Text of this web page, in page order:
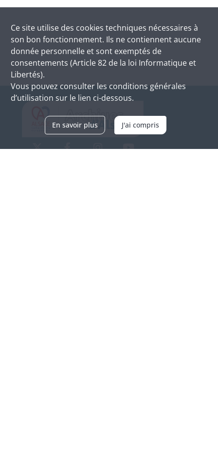
Ce site utilise des cookies techniques nécessaires à
son bon fonctionnement. Ils ne contiennent aucune
donnée personnelle et sont exemptés de
consentements (Article 82 de la loi Informatique et
Libertés).
Vous pouvez consulter les conditions générales
d’utilisation sur le lien ci-dessous.
En savoir plus J'ai compris